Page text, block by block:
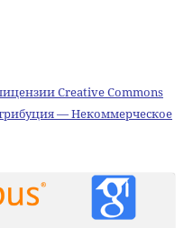
Creative Commons
— Некоммерческое